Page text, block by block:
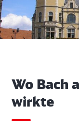
Wo Bach
wirkte